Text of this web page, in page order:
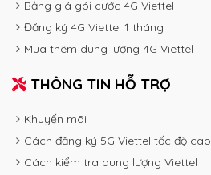
Bảng giá gói cước 4G Viettel
Đăng ký 4G Viettel 1 tháng
Mua thêm dung lượng 4G Viettel
THÔNG TIN HỖ TRỢ
Khuyến mãi
Cách đăng ký 5G Viettel tốc độ cao
Cách kiểm tra dung lượng Viettel